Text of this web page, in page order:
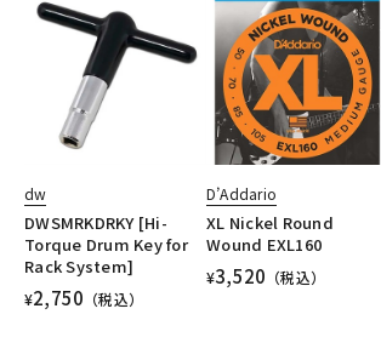
dw
DWSMRKDRKY [Hi-
Torque Drum Key for
Rack System]
¥2,750 （税込）
D’Addario
XL Nickel Round
Wound EXL160
¥3,520 （税込）